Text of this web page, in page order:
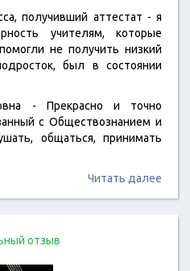
получивший аттестат - я
учителям, которые
не получить низкий
был в состоянии
- Прекрасно и точно
с Обществознанием и
общаться, принимать
Читать далее
отзыв